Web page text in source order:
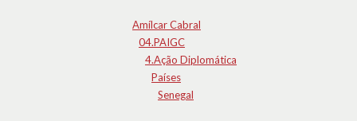
Amílcar Cabral
04.PAIGC
4.Ação Diplomática
Países
Senegal